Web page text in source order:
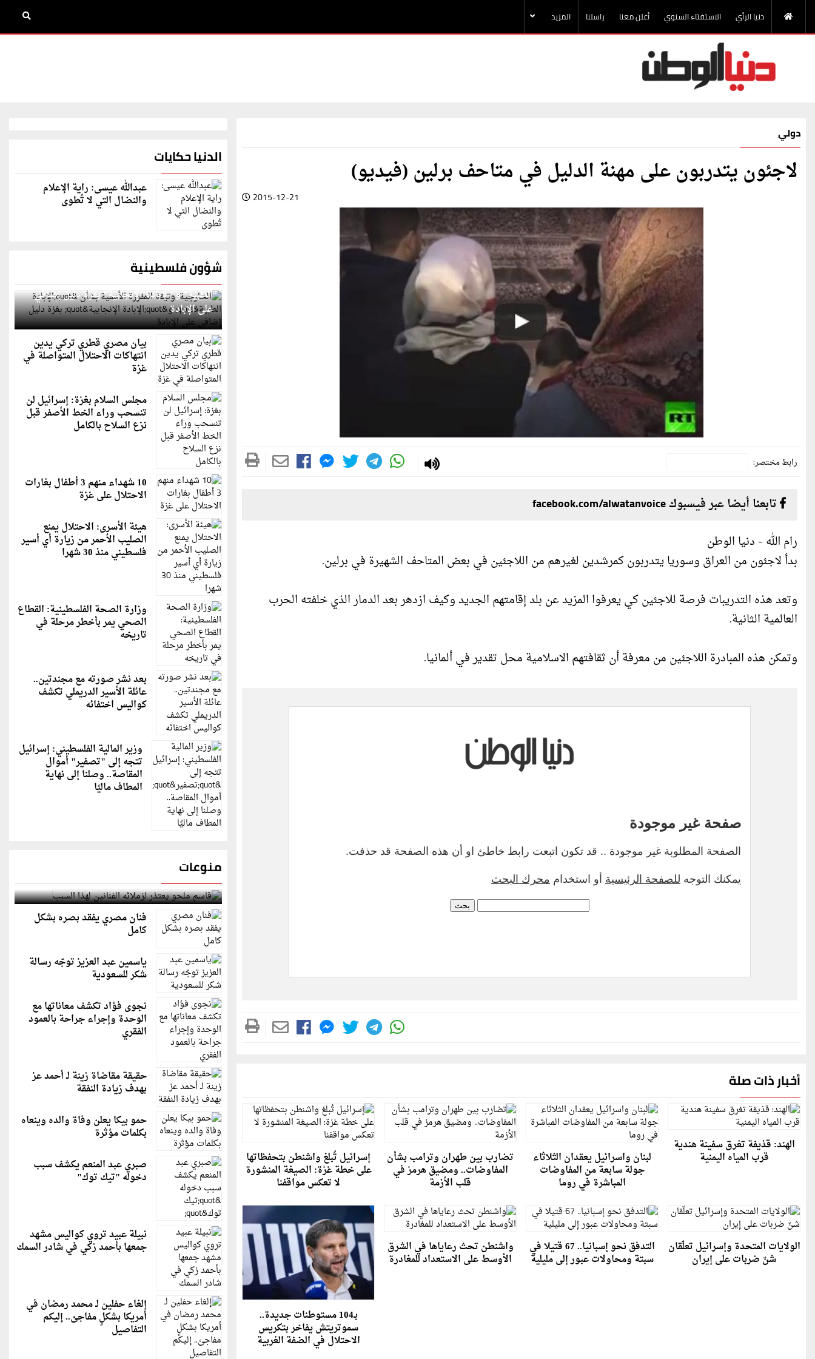
دنيا الرأي الاستفتاء السنوي أعلن معنا راسلنا المزيد
دولي
لاجئون يتدربون على مهنة الدليل في متاحف برلين (فيديو)
2015-12-21
رابط مختصر:
تابعنا أيضا عبر فيسبوك facebook.com/alwatanvoice
رام الله - دنيا الوطن
بدأ لاجئون من العراق وسوريا يتدربون كمرشدين لغيرهم من اللاجئين في بعض المتاحف الشهيرة في برلين.
وتعد هذه التدريبات فرصة للاجئين كي يعرفوا المزيد عن بلد إقامتهم الجديد وكيف ازدهر بعد الدمار الذي خلفته الحرب
العالمية الثانية.
وتمكن هذه المبادرة اللاجئين من معرفة أن ثقافتهم الاسلامية محل تقدير في ألمانيا.
أخبار ذات صلة
الهند: قذيفة تغرق سفينة هندية
قرب المياه اليمنية لبنان واسرائيل يعقدان الثلاثاء
جولة سابعة من المفاوضات
المباشرة في روما
تضارب بين طهران وترامب بشأن
المفاوضات.. ومضيق هرمز في
قلب الأزمة
إسرائيل تُبلغ واشنطن بتحفظاتها
على خطة غزة: الصيغة المنشورة
لا تعكس مواقفنا
الولايات المتحدة وإسرائيل تعلّقان
شنّ ضربات على إيران
التدفق نحو إسبانيا.. 67 قتيلا في
سبتة ومحاولات عبور إلى مليلية
واشنطن تحث رعاياها في الشرق
الأوسط على الاستعداد للمغادرة
بـ104 مستوطنات جديدة..
سموتريتش يفاخر بتكريس
الاحتلال في الضفة الغربية
الدنيا حكايات
عبدالله عيسى: راية الإعلام
والنضال التي لا تُطوى
شؤون فلسطينية
الخارجية: وثيقة المقررة الأممية بشأن "الإبادة
الطبية" و"الإبادة الإنجابية" بغزة دليل إضافي
على الإبادة
بيان مصري قطري تركي يدين
انتهاكات الاحتلال المتواصلة في
غزة
مجلس السلام بغزة: إسرائيل لن
تنسحب وراء الخط الأصفر قبل
نزع السلاح بالكامل
10 شهداء منهم 3 أطفال بغارات
الاحتلال على غزة
هيئة الأسرى: الاحتلال يمنع
الصليب الأحمر من زيارة أي أسير
فلسطيني منذ 30 شهرا
وزارة الصحة الفلسطينية: القطاع
الصحي يمر بأخطر مرحلة في
تاريخه
بعد نشر صورته مع مجندتين..
عائلة الأسير الدريملي تكشف
كواليس اختفائه
وزير المالية الفلسطيني: إسرائيل
تتجه إلى "تصفير" أموال
المقاصة.. وصلنا إلى نهاية
المطاف ماليًا
منوعات
قاسم ملحو يعتذر لزملائه الفنانين لهذا السبب
فنان مصري يفقد بصره بشكل
كامل
ياسمين عبد العزيز توجّه رسالة
شكر للسعودية
نجوى فؤاد تكشف معاناتها مع
الوحدة وإجراء جراحة بالعمود
الفقري
حقيقة مقاضاة زينة لـ أحمد عز
بهدف زيادة النفقة
حمو بيكا يعلن وفاة والده وينعاه
بكلمات مؤثرة
صبري عبد المنعم يكشف سبب
دخوله "تيك توك"
نبيلة عبيد تروي كواليس مشهد
جمعها بأحمد زكي في شادر السمك
إلغاء حفلين لـ محمد رمضان في
أمريكا بشكلٍ مفاجئ.. إليكم
التفاصيل